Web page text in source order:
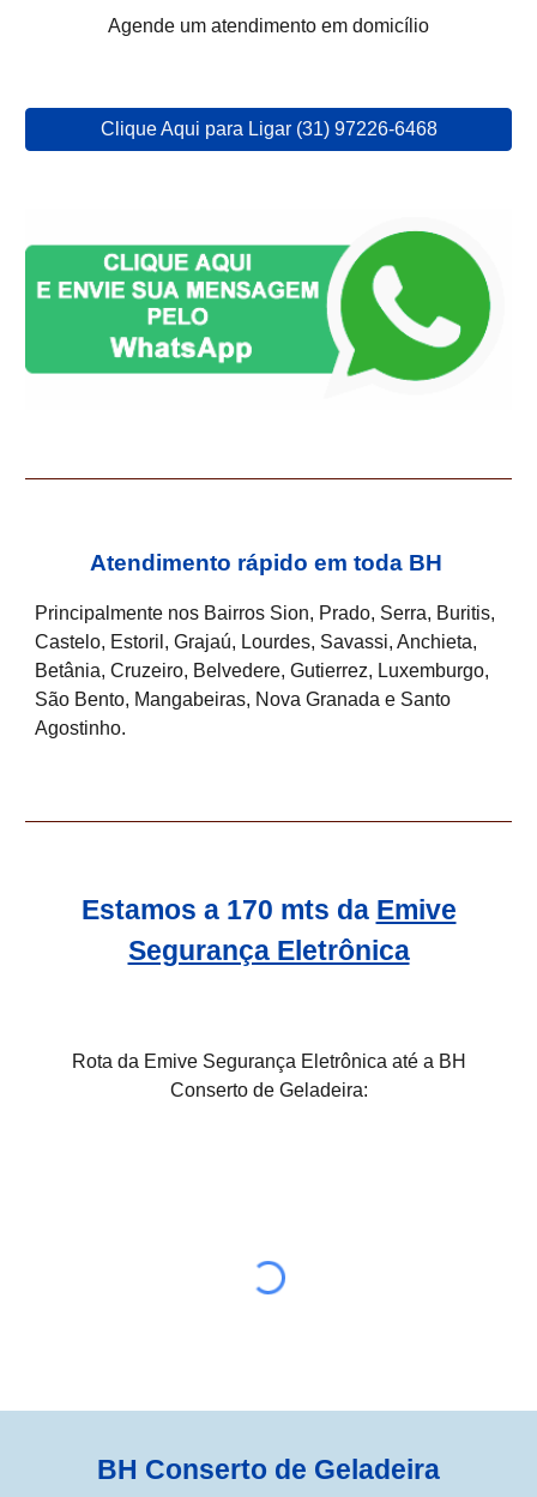
Agende um atendimento em domicílio
Clique Aqui para Ligar (31) 97226-6468
Atendimento rápido em toda BH
Principalmente nos Bairros Sion, Prado, Serra, Buritis,
Castelo, Estoril, Grajaú, Lourdes, Savassi, Anchieta,
Betânia, Cruzeiro, Belvedere, Gutierrez, Luxemburgo,
São Bento, Mangabeiras, Nova Granada e Santo
Agostinho.
Estamos a 170 mts da Emive
Segurança Eletrônica
Rota da Emive Segurança Eletrônica até a BH
Conserto de Geladeira:
BH Conserto de Geladeira